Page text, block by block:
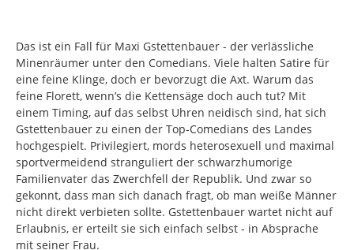
Das ist ein Fall für Maxi Gstettenbauer - der verlässliche
Minenräumer unter den Comedians. Viele halten Satire für
eine feine Klinge, doch er bevorzugt die Axt. Warum das
feine Florett, wenn’s die Kettensäge doch auch tut? Mit
einem Timing, auf das selbst Uhren neidisch sind, hat sich
Gstettenbauer zu einen der Top-Comedians des Landes
hochgespielt. Privilegiert, mords heterosexuell und maximal
sportvermeidend stranguliert der schwarzhumorige
Familienvater das Zwerchfell der Republik. Und zwar so
gekonnt, dass man sich danach fragt, ob man weiße Männer
nicht direkt verbieten sollte. Gstettenbauer wartet nicht auf
Erlaubnis, er erteilt sie sich einfach selbst - in Absprache
mit seiner Frau.